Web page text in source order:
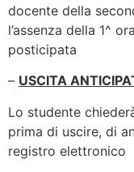
docente della
l’assenza della 1^
posticipata
– USCITA
Lo studente
prima di uscire, di
registro elettronico